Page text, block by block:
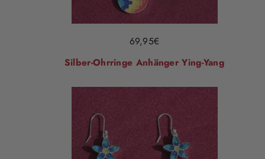
69,95€
Silber-Ohrringe Anhänger Ying-Yang